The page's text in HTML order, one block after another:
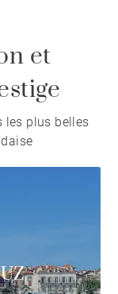
et
les plus belles